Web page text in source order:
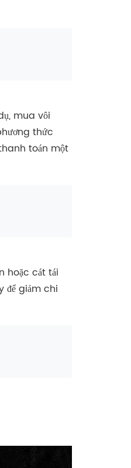
mua vôi
thức
toán một
hoặc cát tái
để giảm chi